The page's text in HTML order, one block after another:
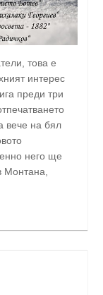
това е
интерес
преди три
вече на бял
него ще
Монтана,